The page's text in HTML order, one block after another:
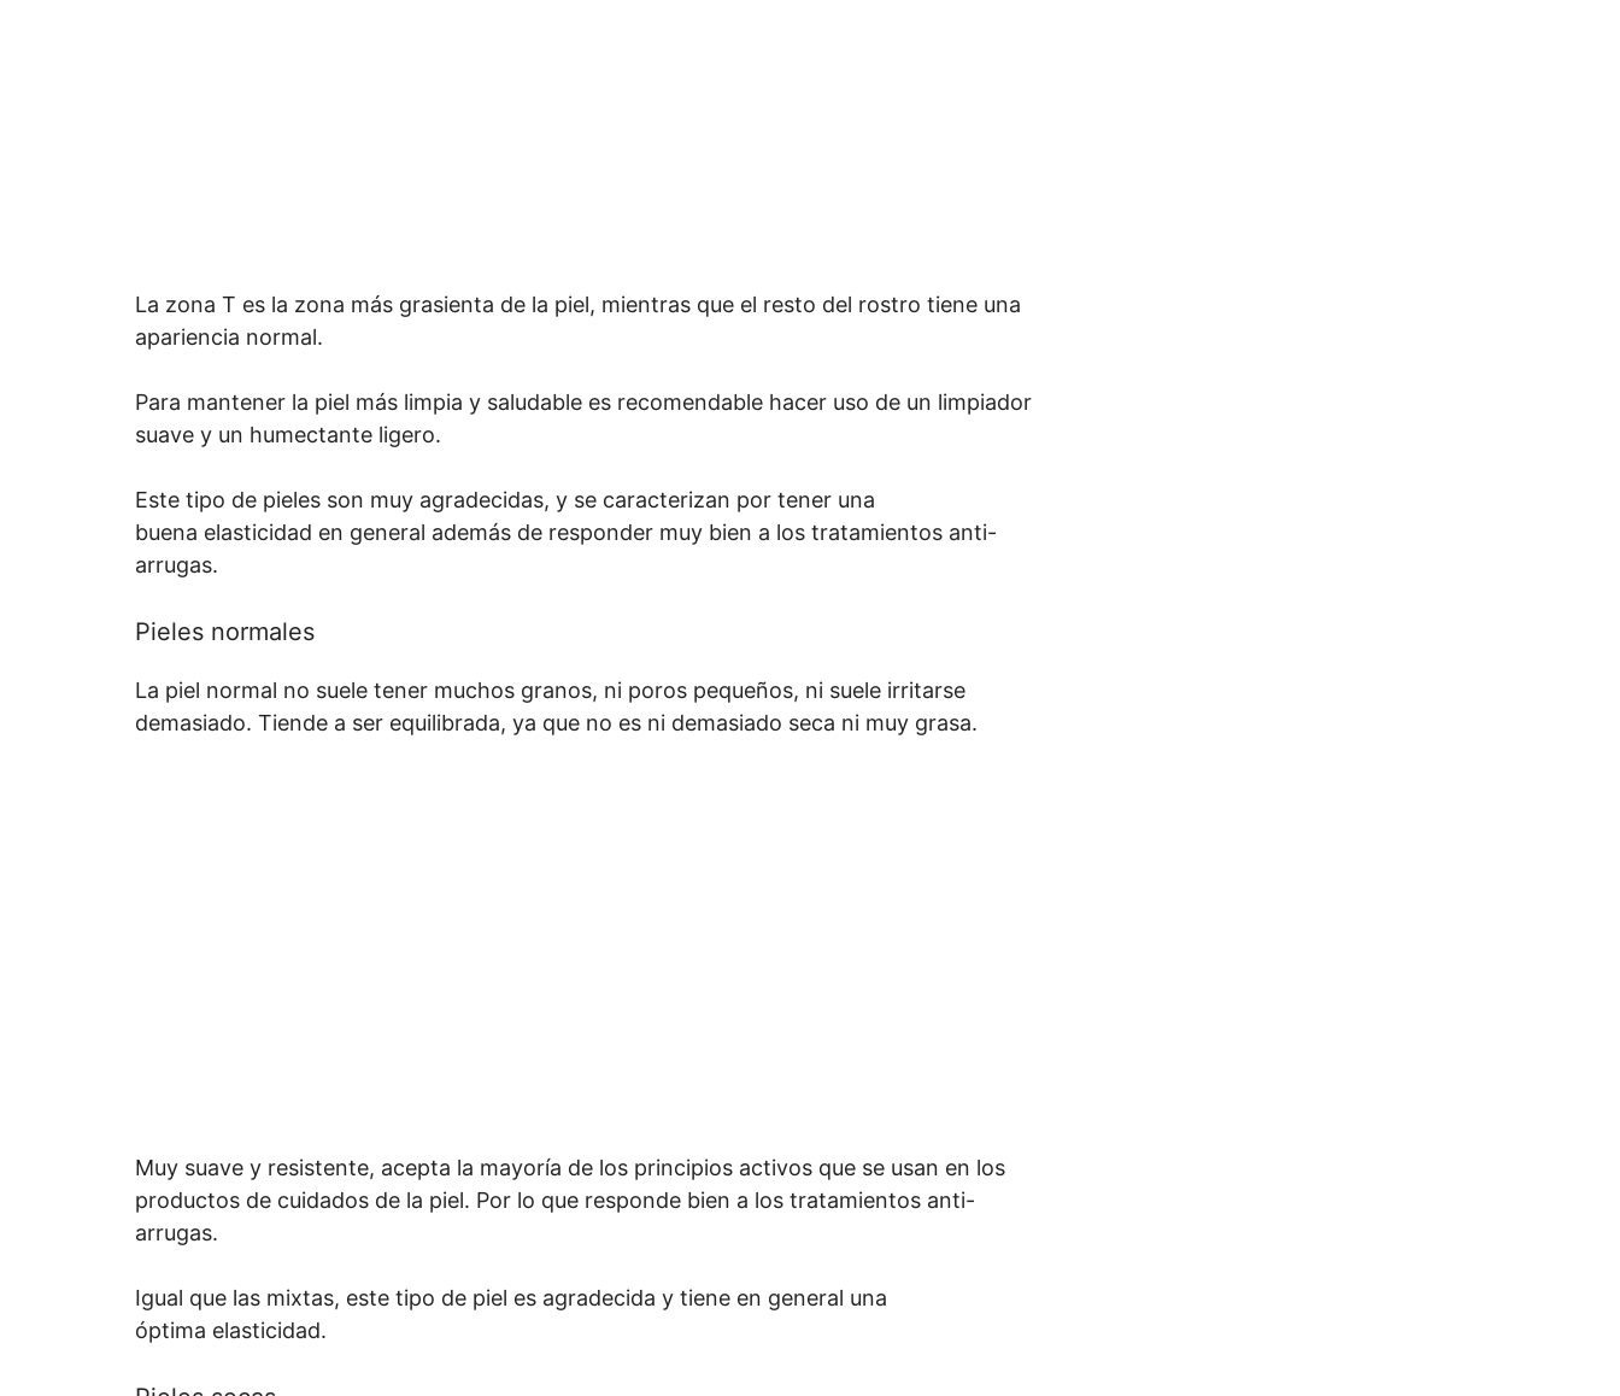
La zona T es la zona más grasienta de la piel, mientras que el resto del rostro tiene una
apariencia normal.
Para mantener la piel más limpia y saludable es recomendable hacer uso de un limpiador
suave y un humectante ligero.
Este tipo de pieles son muy agradecidas, y se caracterizan por tener una
buena elasticidad en general además de responder muy bien a los tratamientos anti-
arrugas.
Pieles normales
La piel normal no suele tener muchos granos, ni poros pequeños, ni suele irritarse
demasiado. Tiende a ser equilibrada, ya que no es ni demasiado seca ni muy grasa.
Muy suave y resistente, acepta la mayoría de los principios activos que se usan en los
productos de cuidados de la piel. Por lo que responde bien a los tratamientos anti-
arrugas.
Igual que las mixtas, este tipo de piel es agradecida y tiene en general una
óptima elasticidad.